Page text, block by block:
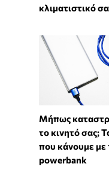
κλιματιστικό
Μήπως
το κινητό σας;
που κάνουμε με
powerbank